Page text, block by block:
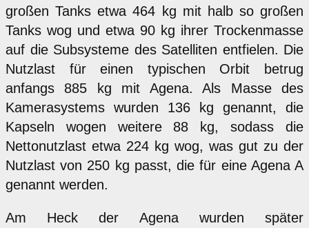
großen Tanks etwa 464 kg mit halb so großen
Tanks wog und etwa 90 kg ihrer Trockenmasse
auf die Subsysteme des Satelliten entfielen. Die
Nutzlast für einen typischen Orbit betrug
anfangs 885 kg mit Agena. Als Masse des
Kamerasystems wurden 136 kg genannt, die
Kapseln wogen weitere 88 kg, sodass die
Nettonutzlast etwa 224 kg wog, was gut zu der
Nutzlast von 250 kg passt, die für eine Agena A
genannt werden.
Am Heck der Agena wurden später